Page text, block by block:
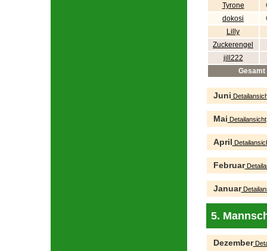
Tyrone
dokosi
Lilly
Zuckerengel
jill222
Gesamt
Juni
Mai Detailansicht
April
Februar
Januar
5.
Dezember